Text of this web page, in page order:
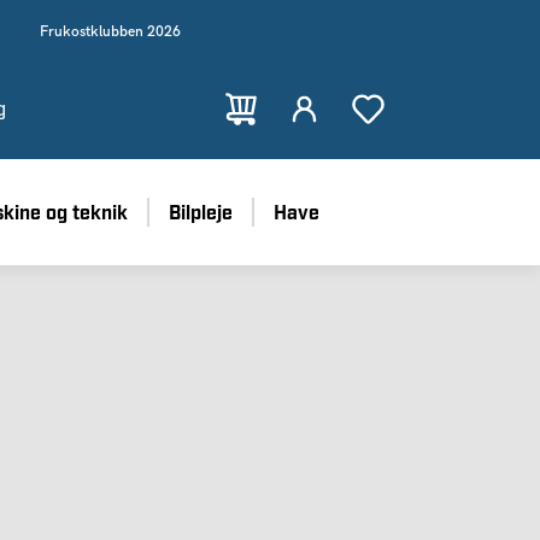
Frukostklubben 2026
og teknik Bilpleje Have